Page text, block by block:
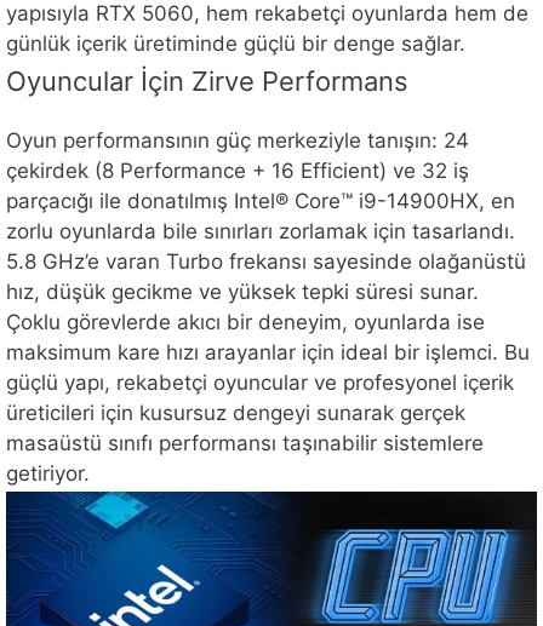
yapısıyla RTX 5060, hem rekabetçi oyunlarda hem de
günlük içerik üretiminde güçlü bir denge sağlar.
Oyuncular İçin Zirve Performans
Oyun performansının güç merkeziyle tanışın: 24
çekirdek (8 Performance + 16 Efficient) ve 32 iş
parçacığı ile donatılmış Intel® Core™ i9-14900HX, en
zorlu oyunlarda bile sınırları zorlamak için tasarlandı.
5.8 GHz’e varan Turbo frekansı sayesinde olağanüstü
hız, düşük gecikme ve yüksek tepki süresi sunar.
Çoklu görevlerde akıcı bir deneyim, oyunlarda ise
maksimum kare hızı arayanlar için ideal bir işlemci. Bu
güçlü yapı, rekabetçi oyuncular ve profesyonel içerik
üreticileri için kusursuz dengeyi sunarak gerçek
masaüstü sınıfı performansı taşınabilir sistemlere
getiriyor.